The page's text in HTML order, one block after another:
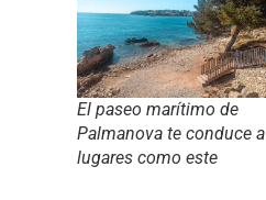
El paseo marítimo de
Palmanova te conduce a
lugares como este